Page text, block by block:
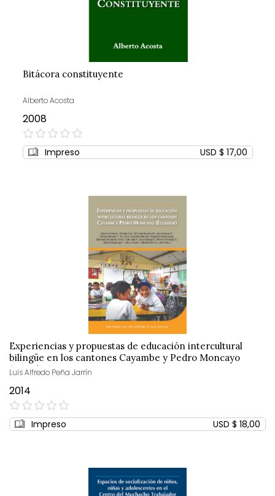
Bitácora constituyente
Alberto Acosta
2008
0%
Impreso USD $ 17,00
Experiencias y propuestas de educación intercultural
bilingüe en los cantones Cayambe y Pedro Moncayo
(Ecuador)
Luis Alfredo Peña Jarrín
2014
0%
Impreso USD $ 18,00